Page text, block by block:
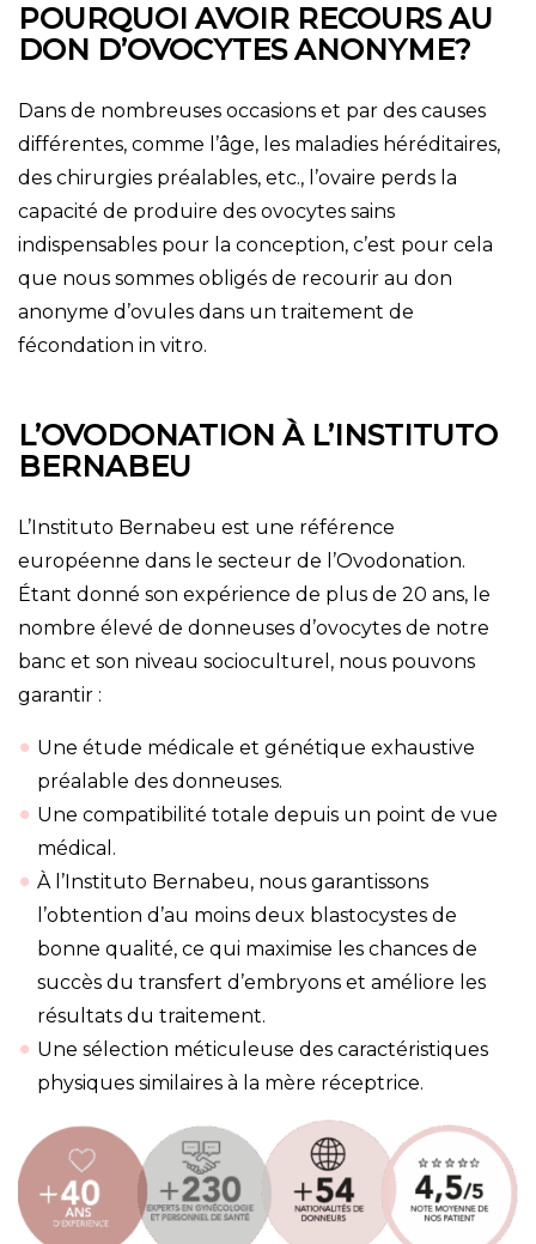
POURQUOI AVOIR RECOURS AU
DON D’OVOCYTES ANONYME?
Dans de nombreuses occasions et par des causes
différentes, comme l’âge, les maladies héréditaires,
des chirurgies préalables, etc., l’ovaire perds la
capacité de produire des ovocytes sains
indispensables pour la conception, c’est pour cela
que nous sommes obligés de recourir au don
anonyme d’ovules dans un traitement de
fécondation in vitro.
L’OVODONATION À L’INSTITUTO
BERNABEU
L’Instituto Bernabeu est une référence
européenne dans le secteur de l’Ovodonation.
Étant donné son expérience de plus de 20 ans, le
nombre élevé de donneuses d’ovocytes de notre
banc et son niveau socioculturel, nous pouvons
garantir :
Une étude médicale et génétique exhaustive
préalable des donneuses.
Une compatibilité totale depuis un point de vue
médical.
À l’Instituto Bernabeu, nous garantissons
l’obtention d’au moins deux blastocystes de
bonne qualité, ce qui maximise les chances de
succès du transfert d’embryons et améliore les
résultats du traitement.
Une sélection méticuleuse des caractéristiques
physiques similaires à la mère réceptrice.